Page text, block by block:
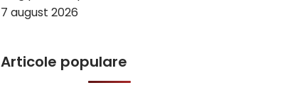
7 august 2026
Articole populare